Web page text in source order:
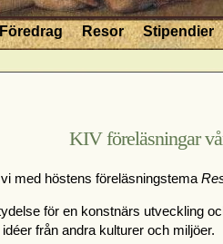
Föredrag Resor Stipendier
KIV föreläsningar
med höstens föreläsningstema
för en konstnärs utveckling
från andra kulturer och miljöer.